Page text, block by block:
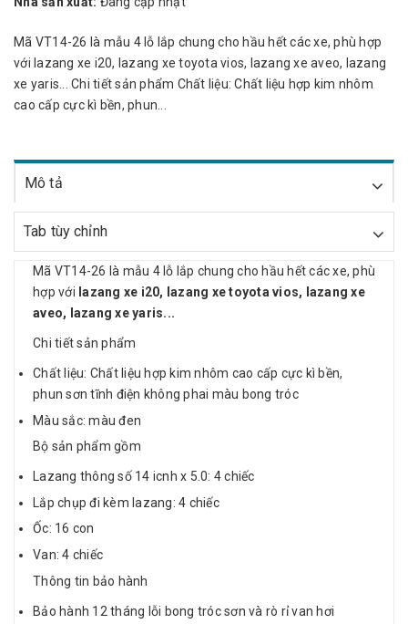
Mã VT14-26 là mẫu 4 lỗ lắp chung cho hầu hết các xe, phù hợp
với lazang xe i20, lazang xe toyota vios, lazang xe aveo, lazang
xe yaris... Chi tiết sản phẩm Chất liệu: Chất liệu hợp kim nhôm
cao cấp cực kì bền, phun...
Mô tả
Tab tùy chỉnh
Mã VT14-26 là mẫu 4 lỗ lắp chung cho hầu hết các xe, phù
hợp với lazang xe i20, lazang xe toyota vios, lazang xe
aveo, lazang xe yaris...
Chi tiết sản phẩm
Chất liệu: Chất liệu hợp kim nhôm cao cấp cực kì bền,
phun sơn tĩnh điện không phai màu bong tróc
Màu sắc: màu đen
Bộ sản phẩm gồm
Lazang thông số 14 icnh x 5.0: 4 chiếc
Lắp chụp đi kèm lazang: 4 chiếc
Ốc: 16 con
Van: 4 chiếc
Thông tin bảo hành
Bảo hành 12 tháng lỗi bong tróc sơn và rò rỉ van hơi